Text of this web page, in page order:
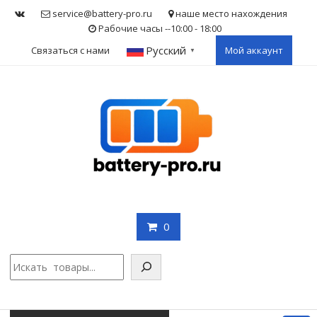
service@battery-pro.ru
наше место нахождения
Рабочие часы --10:00 - 18:00
Связаться с нами
Русский ▼ Мой аккаунт
0